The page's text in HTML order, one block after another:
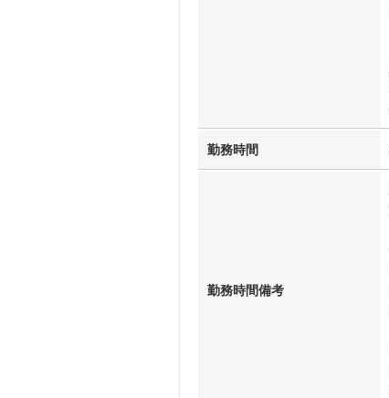
勤務時間
勤務時間備考